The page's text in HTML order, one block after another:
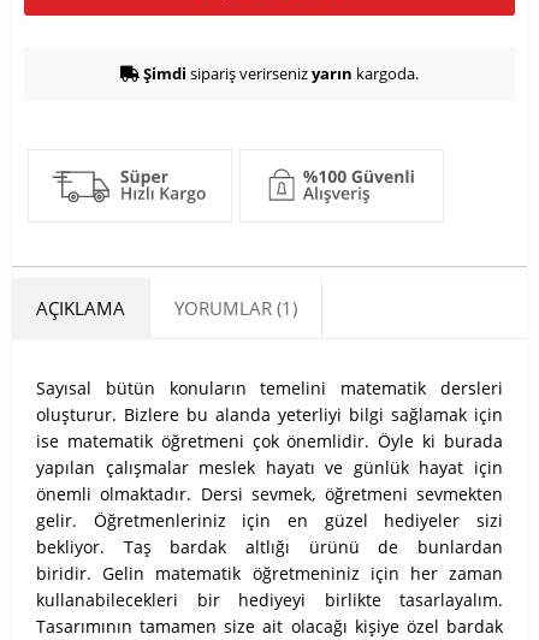
Şimdi sipariş verirsenizyarın kargoda.
AÇIKLAMA YORUMLAR (1)
Sayısal bütün konuların temelini matematik dersleri
oluşturur. Bizlere bu alanda yeterliyi bilgi sağlamak için
ise matematik öğretmeni çok önemlidir. Öyle ki burada
yapılan çalışmalar meslek hayatı ve günlük hayat için
önemli olmaktadır. Dersi sevmek, öğretmeni sevmekten
gelir. Öğretmenleriniz için en güzel hediyeler sizi
bekliyor. Taş bardak altlığı ürünü de bunlardan
biridir.Gelin matematik öğretmeniniz için her zaman
kullanabilecekleri bir hediyeyi birlikte tasarlayalım.
Tasarımının tamamen size ait olacağı kişiye özel bardak